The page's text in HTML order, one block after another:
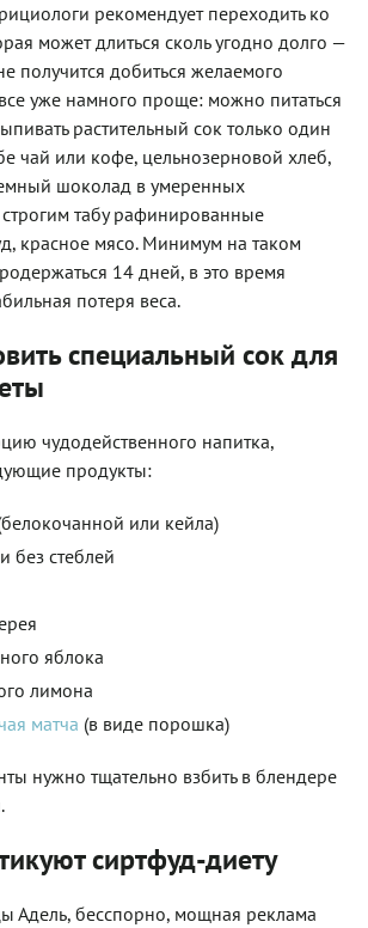
рекомендует переходить ко
может длиться сколь угодно долго —
получится добиться желаемого
все уже намного проще: можно питаться
растительный сок только один
чай или кофе, цельнозерновой хлеб,
шоколад в умеренных
табу рафинированные
красное мясо. Минимум на таком
14 дней, в это время
потеря веса.
специальный сок для
чудодейственного напитка,
продукты:
или кейла)
без стеблей
яблока
лимона
матча (в виде порошка)
нужно тщательно взбить в блендере
сиртфуд-диету
Адель, бесспорно, мощная реклама